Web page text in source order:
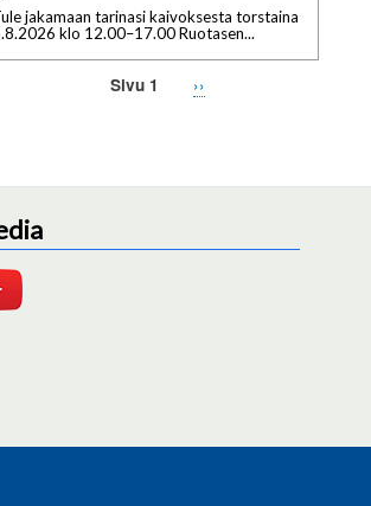
jakamaan tarinasi kaivoksesta torstaina
klo 12.00–17.00 Ruotasen...
Sivu 1
Seuraava
››